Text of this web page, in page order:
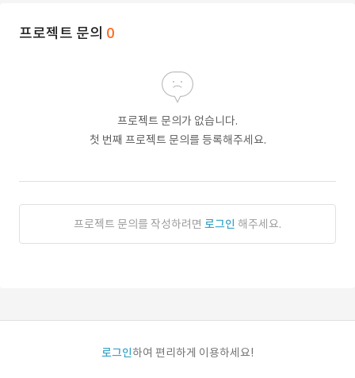
프로젝트 문의 0
프로젝트 문의가 없습니다.
첫 번째 프로젝트 문의를 등록해주세요.
프로젝트 문의를 작성하려면 로그인 해주세요.
로그인하여 편리하게 이용하세요!